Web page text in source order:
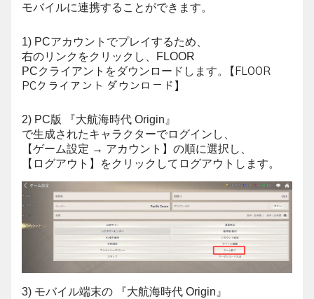
モバイルに連携することができます。
1) PCアカウントでプレイするため、
右のリンクをクリックし、FLOOR
PCクライアントをダウンロードします。
【FLOOR
PCクライアント ダウンロード】
2) PC版 『大航海時代 Origin』
で生成されたキャラクターでログインし、
【ゲーム設定 → アカウント】の順に選択し、
【ログアウト】をクリックしてログアウトします。
3) モバイル端末の 『大航海時代 Origin』